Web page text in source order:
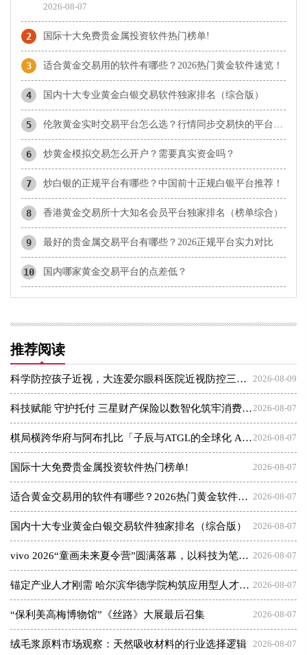
2026-08-07
2 国际十大免费贵金属投资软件热门榜单!
3 适合黄金交易用的软件有哪些？2026热门黄金软件速览！
4 国内十大专业黄金白银交易软件独家排名（综合版）
5
6 炒黄金模拟交易怎么开户？需要真实资金吗？
7 炒白银的正规平台有哪些？中国前十正规白银平台推荐！
8 香港黄金交易所十大知名会员平台独家排名（榜单综合）
9 最好的贵金属交易平台有哪些？2026正规平台实力对比
10 国内哪家黄金交易平台的点差低？
推荐阅读
2026-08-09
科学防控孩子近视，大连爱尔眼科医院近视防控三大倡议发布会
2026-08-07
科技赋能 守护托付 三星财产保险以数智化筑牢消费者权益保护屏障
2026-08-07
棋局横跨华府与阿布扎比「子辰与ATGL的全球化 AI 资本突围战」
2026-08-07
国际十大免费贵金属投资软件热门榜单!
2026-08-07
适合黄金交易用的软件有哪些？2026热门黄金软件速览！
2026-08-07
国内十大专业黄金白银交易软件独家排名（综合版）
2026-08-07
vivo 2026“童画未来夏令营”圆满落幕，以科技为笔，绘就美育未来
2026-08-07
锚定产业人才刚需 哈尔滨华德学院构筑应用型人才成长高地
2026-08-07
“保利美高梅博物馆”《丝路》大展最后召集
2026-08-07
绒毛浆原料市场观察：天然吸收材料的行业选择逻辑